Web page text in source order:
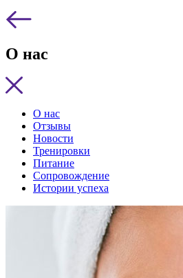
О нас
О нас
Отзывы
Новости
Тренировки
Питание
Сопровождение
Истории успеха